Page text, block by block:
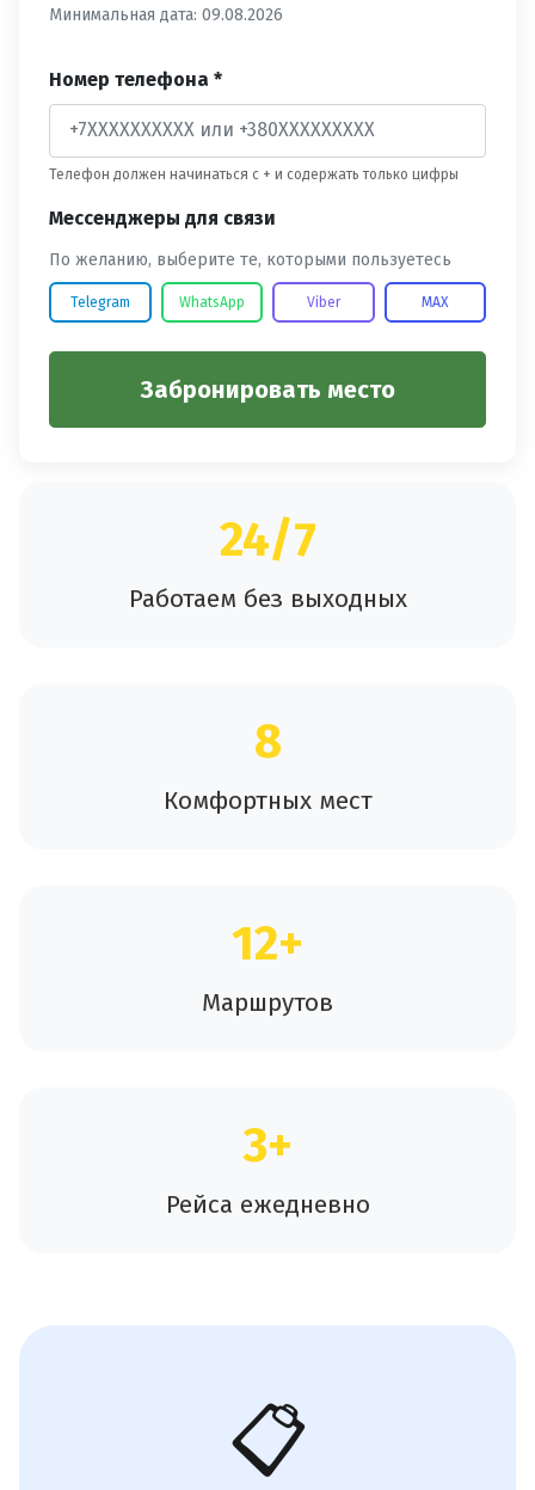
Минимальная дата: 09.08.2026
Номер телефона *
Телефон должен начинаться с + и содержать только цифры
Мессенджеры для связи
По желанию, выберите те, которыми пользуетесь
Telegram WhatsApp Viber MAX
Забронировать место
24/7
Работаем без выходных
8
Комфортных мест
12+
Маршрутов
3+
Рейса ежедневно
📋